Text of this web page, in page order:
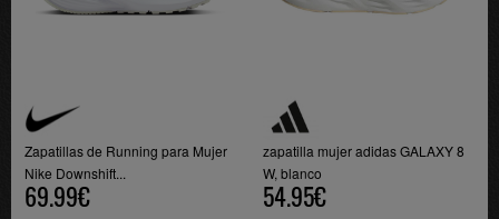
Zapatillas de Running para Mujer
Nike Downshift...
69.99€
zapatilla mujer adidas GALAXY 8
W, blanco
54.95€